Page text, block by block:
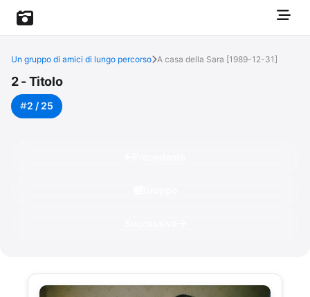
Un gruppo di amici di lungo percorso A casa della Sara [1989-12-31]
2 - Titolo
2 / 25